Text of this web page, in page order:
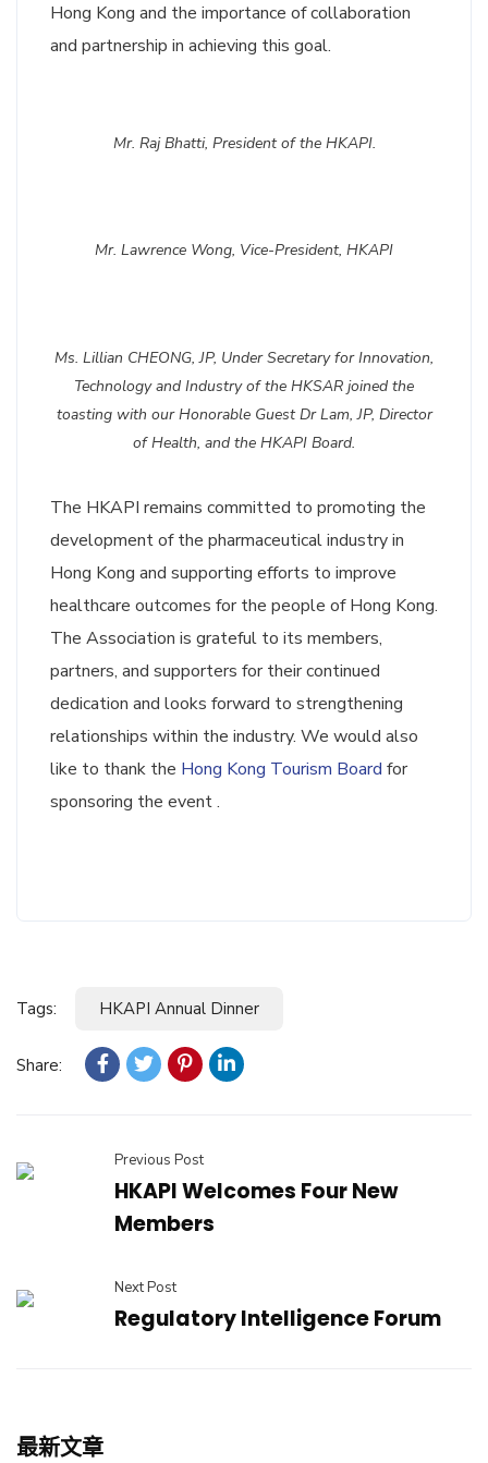
Hong Kong and the importance of collaboration
and partnership in achieving this goal.
Mr. Raj Bhatti, President of the HKAPI.
Mr. Lawrence Wong, Vice-President, HKAPI
Ms. Lillian CHEONG, JP, Under Secretary for Innovation,
Technology and Industry of the HKSAR joined the
toasting with our Honorable Guest Dr Lam, JP, Director
of Health, and the HKAPI Board.
The HKAPI remains committed to promoting the
development of the pharmaceutical industry in
Hong Kong and supporting efforts to improve
healthcare outcomes for the people of Hong Kong.
The Association is grateful to its members,
partners, and supporters for their continued
dedication and looks forward to strengthening
relationships within the industry. We would also
like to thank the Hong Kong Tourism Board for
sponsoring the event .
Tags: HKAPI Annual Dinner
Share:
Previous Post
HKAPI Welcomes Four New
Members
Next Post
Regulatory Intelligence Forum
最新文章